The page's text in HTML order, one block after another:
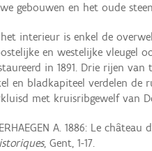
gebouwen en het oude
interieur is enkel de
en westelijke vleugel
in 1891. Drie rijen
en bladkapiteel verdelen de
met kruisribgewelf van
A. 1886: Le château
, Gent, 1-17.